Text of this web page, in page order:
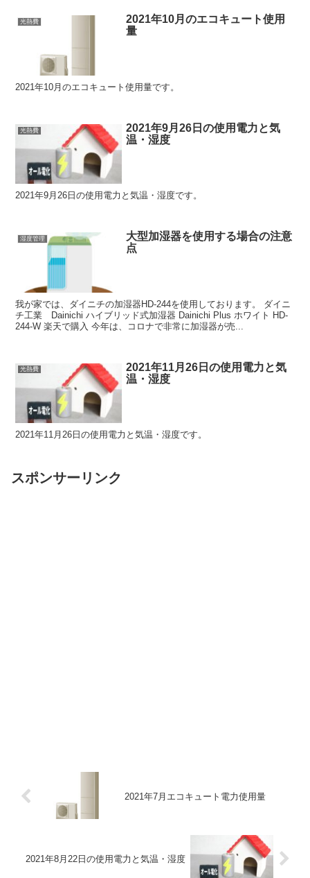
光熱費
2021年10月のエコキュート使用
量
2021年10月のエコキュート使用量です。
光熱費
2021年9月26日の使用電力と気
温・湿度
2021年9月26日の使用電力と気温・湿度です。
湿度管理
大型加湿器を使用する場合の注意
点
我が家では、ダイニチの加湿器HD-244を使用しております。 ダイニ
チ工業 Dainichi ハイブリッド式加湿器 Dainichi Plus ホワイト HD-
244-W 楽天で購入 今年は、コロナで非常に加湿器が売...
光熱費
2021年11月26日の使用電力と気
温・湿度
2021年11月26日の使用電力と気温・湿度です。
スポンサーリンク
2021年7月エコキュート電力使用量
2021年8月22日の使用電力と気温・湿度